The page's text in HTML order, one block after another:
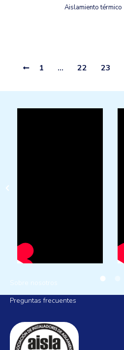
Aislamiento térmico
1 … 22 23
AISLAMIENTOS LA MANCHA
Sobre nosotros
Preguntas frecuentes